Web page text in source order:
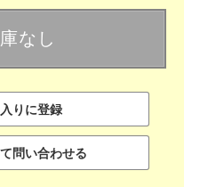
なし
りに登録
問い合わせる